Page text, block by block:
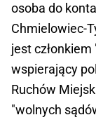
osoba do
Chmielowiec-
jest
wspierający
Ruchów
"wolnych